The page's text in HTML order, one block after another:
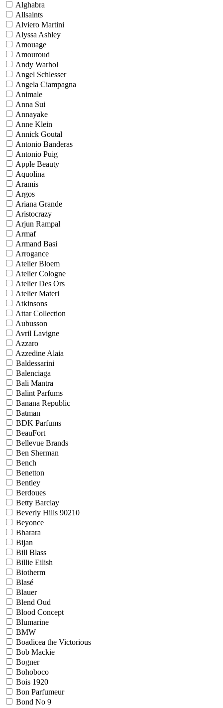
Alghabra
Allsaints
Alviero Martini
Alyssa Ashley
Amouage
Amouroud
Andy Warhol
Angel Schlesser
Angela Ciampagna
Animale
Anna Sui
Annayake
Anne Klein
Annick Goutal
Antonio Banderas
Antonio Puig
Apple Beauty
Aquolina
Aramis
Argos
Ariana Grande
Aristocrazy
Arjun Rampal
Armaf
Armand Basi
Arrogance
Atelier Bloem
Atelier Cologne
Atelier Des Ors
Atelier Materi
Atkinsons
Attar Collection
Aubusson
Avril Lavigne
Azzaro
Azzedine Alaia
Baldessarini
Balenciaga
Bali Mantra
Balint Parfums
Banana Republic
Batman
BDK Parfums
BeauFort
Bellevue Brands
Ben Sherman
Bench
Benetton
Bentley
Berdoues
Betty Barclay
Beverly Hills 90210
Beyonce
Bharara
Bijan
Bill Blass
Billie Eilish
Biotherm
Blasé
Blauer
Blend Oud
Blood Concept
Blumarine
BMW
Boadicea the Victorious
Bob Mackie
Bogner
Bohoboco
Bois 1920
Bon Parfumeur
Bond No 9